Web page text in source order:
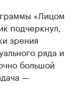
«Лицом
подчеркнул,
зрения
ряда и
большой
—